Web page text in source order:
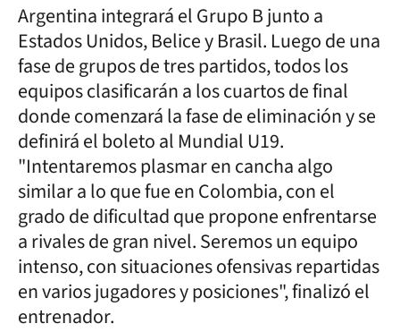
Argentina integrará el Grupo B junto a
Estados Unidos, Belice y Brasil. Luego de una
fase de grupos de tres partidos, todos los
equipos clasificarán a los cuartos de final
donde comenzará la fase de eliminación y se
definirá el boleto al Mundial U19.
"Intentaremos plasmar en cancha algo
similar a lo que fue en Colombia, con el
grado de dificultad que propone enfrentarse
a rivales de gran nivel. Seremos un equipo
intenso, con situaciones ofensivas repartidas
en varios jugadores y posiciones", finalizó el
entrenador.